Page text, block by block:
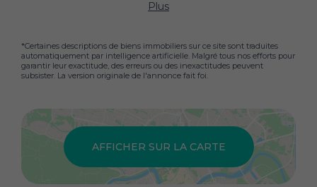
Plus
*Certaines descriptions de biens immobiliers sur ce site sont traduites
automatiquement par intelligence artificielle. Malgré tous nos efforts pour
garantir leur exactitude, des erreurs ou des inexactitudes peuvent
subsister. La version originale de l'annonce fait foi.
AFFICHER SUR LA CARTE